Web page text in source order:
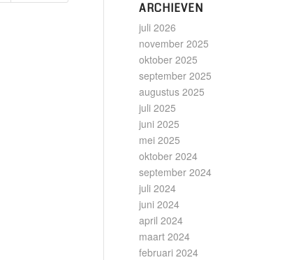
ARCHIEVEN
juli 2026
november 2025
oktober 2025
september 2025
augustus 2025
juli 2025
juni 2025
mei 2025
oktober 2024
september 2024
juli 2024
juni 2024
april 2024
maart 2024
februari 2024